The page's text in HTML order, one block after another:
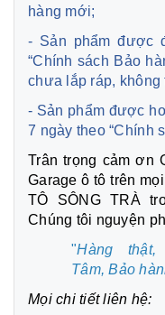
hàng mới;
- Sản phẩm được
“Chính sách Bảo
chưa lắp ráp,
- Sản phẩm được
7 ngày theo “Chính
Trân trọng cảm ơn
Garage ô tô trên
TÔ SÔNG TRÀ
Chúng tôi nguyện
"Hàng
Tâm, Bảo
Mọi chi tiết liên hệ: